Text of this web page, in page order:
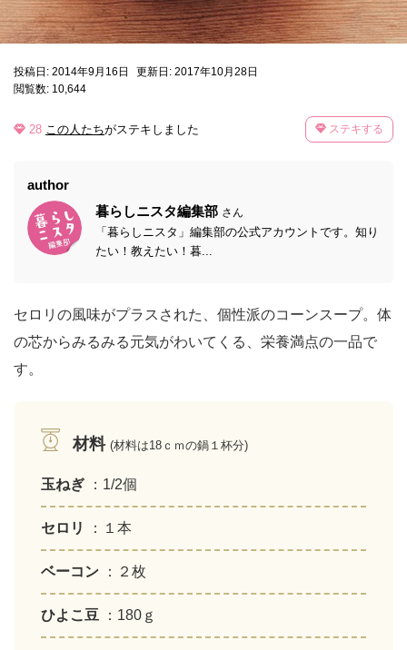
投稿日: 2014年9月16日
更新日: 2017年10月28日
閲覧数: 10,644
28 この人たちがステキしました ステキする
author
暮らしニスタ編集部 さん
「暮らしニスタ」編集部の公式アカウントです。知り
たい！教えたい！暮...
セロリの風味がプラスされた、個性派のコーンスープ。体
の芯からみるみる元気がわいてくる、栄養満点の一品で
す。
材料 (材料は18ｃｍの鍋１杯分)
玉ねぎ ：1/2個
セロリ ：１本
ベーコン ：２枚
ひよこ豆 ：180ｇ